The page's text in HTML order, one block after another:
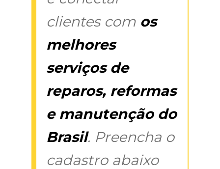
clientes com os
melhores
serviços de
reparos, reformas
e manutenção do
Brasil. Preencha o
cadastro abaixo